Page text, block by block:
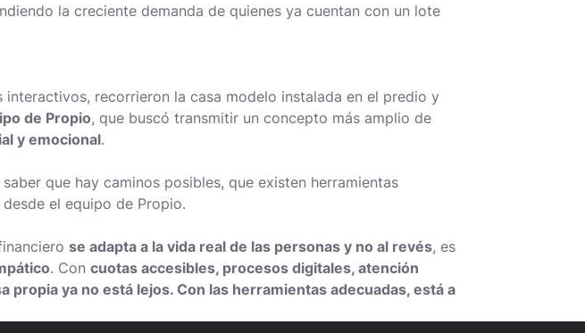
la creciente demanda de quienes ya cuentan con un lote
recorrieron la casa modelo instalada en el predio y
de Propio, que buscó transmitir un concepto más amplio de
y emocional.
que hay caminos posibles, que existen herramientas
el equipo de Propio.
se adapta a la vida real de las personas y no al revés, es
. Con cuotas accesibles, procesos digitales, atención
propia ya no está lejos. Con las herramientas adecuadas, está a